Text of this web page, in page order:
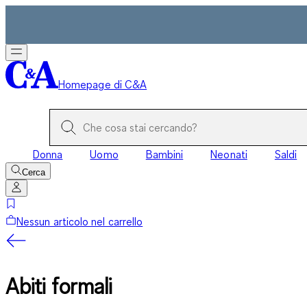
Homepage di C&A
Donna Uomo Bambini Neonati Saldi
Cerca
Nessun articolo nel carrello
Abiti formali